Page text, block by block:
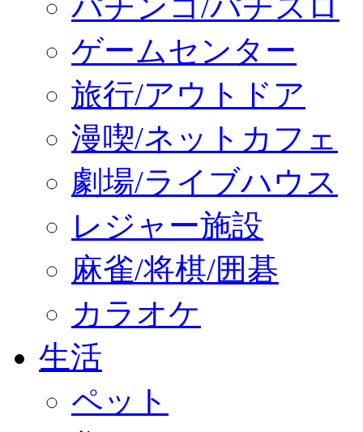
ゲームセンター
旅行/アウトドア
漫喫/ネットカフェ
劇場/ライブハウス
レジャー施設
麻雀/将棋/囲碁
カラオケ
生活
ペット